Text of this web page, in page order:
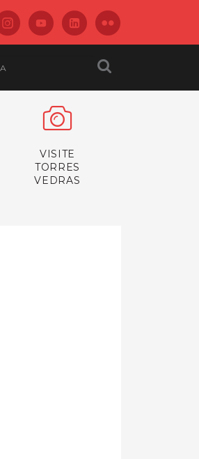
VISITE
TORRES
VEDRAS